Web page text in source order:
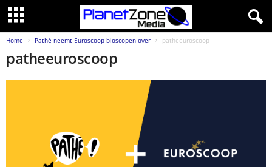
Home Pathé neemt Euroscoop bioscopen over patheeuroscoop
patheeuroscoop